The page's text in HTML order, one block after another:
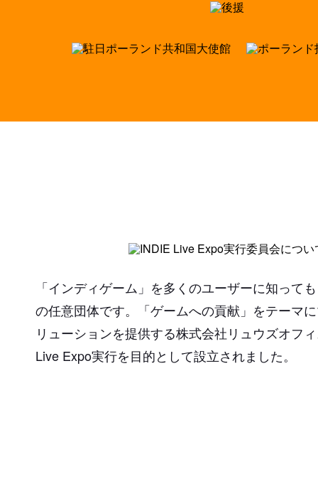
「インディゲーム」を多くのユーザーに知って
の任意団体です。「ゲームへの貢献」をテーマ
リューションを提供する株式会社リュウズオフ
Live Expo実行を目的として設立されました。